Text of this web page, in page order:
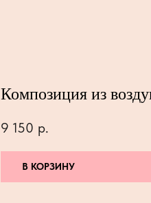
Композиция из
9 150 р.
В КОРЗИНУ